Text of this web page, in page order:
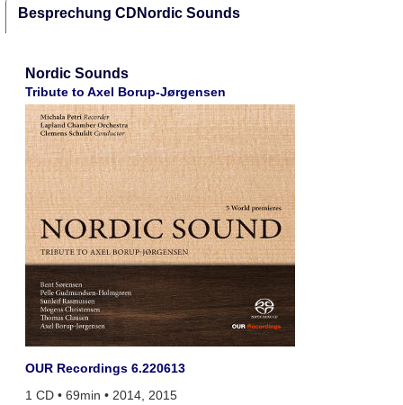
Besprechung CDNordic Sounds
Nordic Sounds
Tribute to Axel Borup-Jørgensen
OUR Recordings 6.220613
1 CD • 69min • 2014, 2015